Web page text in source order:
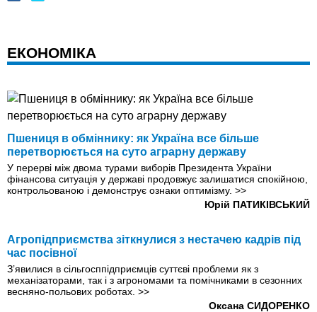
ЕКОНОМІКА
Пшениця в обміннику: як Україна все більше
перетворюється на суто аграрну державу
У перерві між двома турами виборів Президента України
фінансова ситуація у державі продовжує залишатися спокійною,
контрольованою і демонструє ознаки оптимізму. >>
Юрій ПАТИКІВСЬКИЙ
Агропідприємства зіткнулися з нестачею кадрів під
час посівної
З’явилися в сільгосппідприємців суттєві проблеми як з
механізаторами, так і з агрономами та помічниками в сезонних
весняно-польових роботах. >>
Оксана СИДОРЕНКО